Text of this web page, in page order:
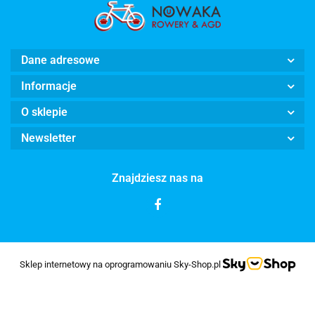
Dane adresowe
Informacje
O sklepie
Newsletter
Znajdziesz nas na
Sklep internetowy na oprogramowaniu Sky-Shop.pl